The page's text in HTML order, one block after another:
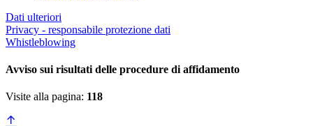
Dati ulteriori
Privacy - responsabile protezione dati
Whistleblowing
Avviso sui risultati delle procedure di affidamento
Visite alla pagina: 118